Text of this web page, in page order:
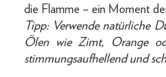
die Flamme – ein Moment
Tipp: Verwende natürliche
Ölen wie Zimt, Orange
stimmungsaufhellend und